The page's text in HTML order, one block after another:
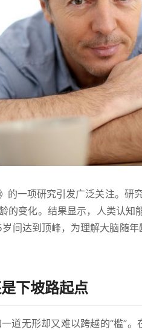
的一项研究引发广泛关注。
的变化。结果显示，人类认
间达到顶峰，为理解大脑随
下坡路起点
道无形却又难以跨越的“槛”